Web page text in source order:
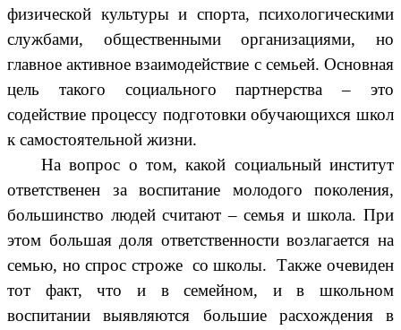
физической культуры и спорта, психологическими
службами, общественными организациями, но
главное активное взаимодействие с семьей. Основная
цель такого социального партнерства – это
содействие процессу подготовки обучающихся школ
к самостоятельной жизни.
На вопрос о том, какой социальный институт
ответственен за воспитание молодого поколения,
большинство людей считают – семья и школа. При
этом большая доля ответственности возлагается на
семью, но спрос строже со школы. Также очевиден
тот факт, что и в семейном, и в школьном
воспитании выявляются большие расхождения в